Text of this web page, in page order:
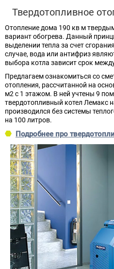
Твердотопливное
Отопление дома 190 кв м
вариант обогрева. Данный
выделении тепла за счет
случае, вода или антифриз
выбора котла зависит срок
Предлагаем ознакомиться со
отопления, рассчитанной на
м2 с 1 этажом. В ней учтены 9
твердотопливный котел Лемакс
производился без системы
на 100 литров.
Подробнее про